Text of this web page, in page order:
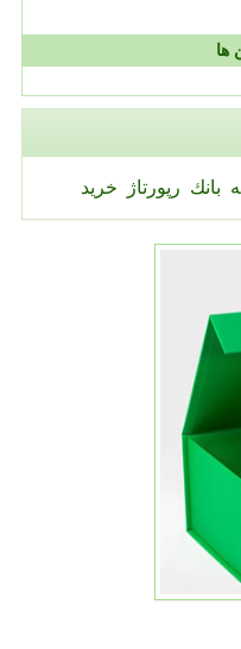
ها
بانك رپورتاژ خرید